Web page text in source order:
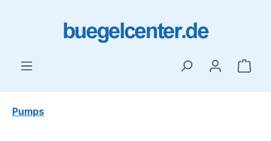
Pumps